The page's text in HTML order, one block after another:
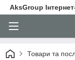
AksGroup
Товари та